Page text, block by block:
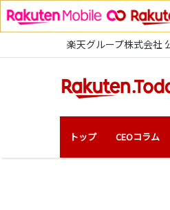
楽天グループ株式会社
トップ CEOコラム